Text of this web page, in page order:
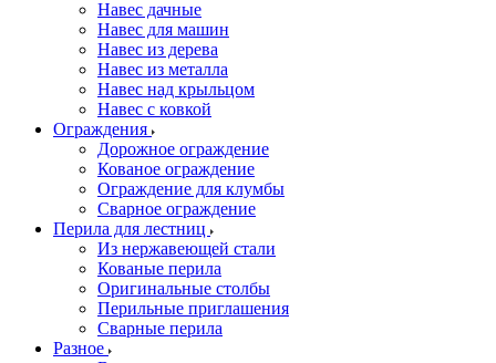
Навес дачные
Навес для машин
Навес из дерева
Навес из металла
Навес над крыльцом
Навес с ковкой
Ограждения
Дорожное ограждение
Кованое ограждение
Ограждение для клумбы
Сварное ограждение
Перила для лестниц
Из нержавеющей стали
Кованые перила
Оригинальные столбы
Перильные приглашения
Сварные перила
Разное